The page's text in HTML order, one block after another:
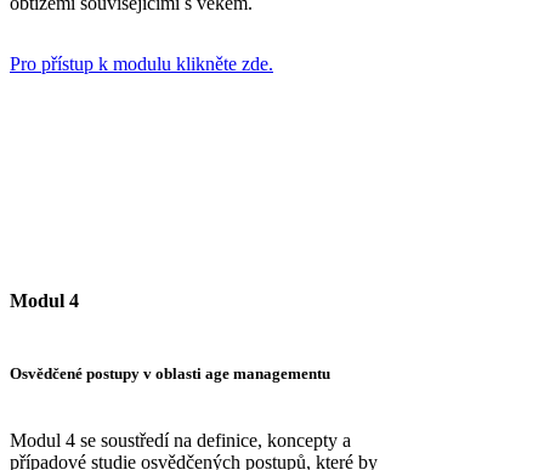
Pro přístup k modulu klikněte zde.
Modul 4
Osvědčené postupy v oblasti age managementu
Modul 4 se soustředí na definice, koncepty a
případové studie osvědčených postupů, které by